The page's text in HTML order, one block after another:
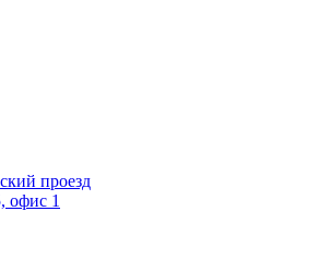
проезд
офис 1